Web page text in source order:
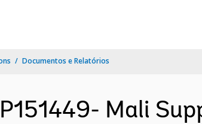
Documentos e Relatórios
Mali